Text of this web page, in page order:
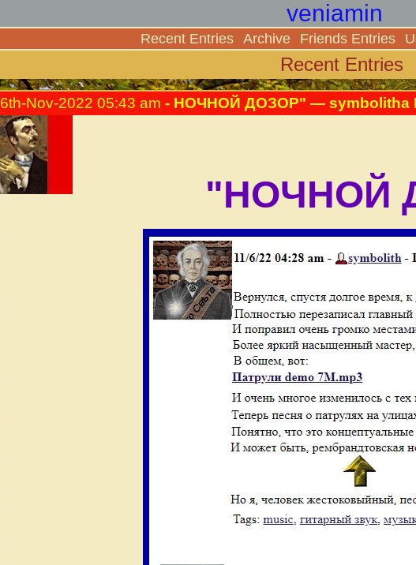
veniamin
Recent Entries Archive Friends Entries
Recent Entries
6th-Nov-2022 05:43 am - НОЧНОЙ ДОЗОР" — symbolithа
"НОЧНОЙ